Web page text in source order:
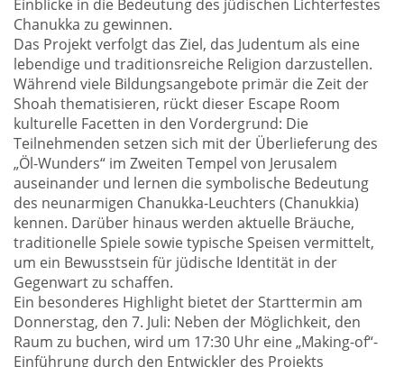
Einblicke in die Bedeutung des jüdischen Lichterfestes
Chanukka zu gewinnen.
Das Projekt verfolgt das Ziel, das Judentum als eine
lebendige und traditionsreiche Religion darzustellen.
Während viele Bildungsangebote primär die Zeit der
Shoah thematisieren, rückt dieser Escape Room
kulturelle Facetten in den Vordergrund: Die
Teilnehmenden setzen sich mit der Überlieferung des
„Öl-Wunders“ im Zweiten Tempel von Jerusalem
auseinander und lernen die symbolische Bedeutung
des neunarmigen Chanukka-Leuchters (Chanukkia)
kennen. Darüber hinaus werden aktuelle Bräuche,
traditionelle Spiele sowie typische Speisen vermittelt,
um ein Bewusstsein für jüdische Identität in der
Gegenwart zu schaffen.
Ein besonderes Highlight bietet der Starttermin am
Donnerstag, den 7. Juli: Neben der Möglichkeit, den
Raum zu buchen, wird um 17:30 Uhr eine „Making-of“-
Einführung durch den Entwickler des Projekts